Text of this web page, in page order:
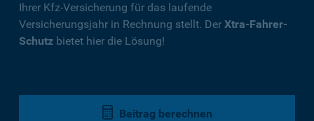
Ihrer Kfz-Versicherung für das laufende
Versicherungsjahr in Rechnung stellt. Der Xtra-Fahrer-
Schutz bietet hier die Lösung!
Beitrag berechnen